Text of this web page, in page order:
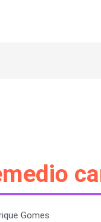
Gomes